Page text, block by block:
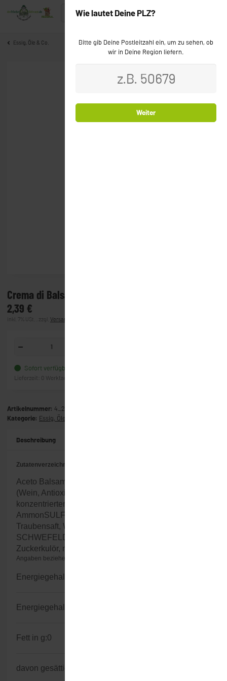
Essig, Öle & Co.
Crema di Balsamico 250 ml
2,39 €
inkl. 7% USt. , zzgl. Versand
Sofort verfügbar
Lieferzeit: 0 Werktage
Artikelnummer: 4_2626
Kategorie: Essig, Öle & Co.
Beschreibung
Zutatenverzeichnis
Aceto Balsamico di Modena IGP 40% [Weinessig,
(Wein, Antioxidationsmittel: SCHWEFELDIOXID),
konzentrierter Traubenmost, Farbstoff:
AmmonSULFIT-Zuckerkulör], konzentrierter
Traubensaft, Weinessig (Wein, Antioxidationsmittel:
SCHWEFELDIOXID), Farbstoff: AmmonSULFIT-
Zuckerkulör, modifizierte Stärke.
Angaben beziehen sich auf 100ml nicht zubereitetes Produkt
Energiegehalt kJ:
Energiegehalt kcal:
Fett in g:0
davon gesättigte Fettsäuren in g:
Wie lautet Deine PLZ?
Bitte gib Deine Postleitzahl ein, um zu sehen, ob
wir in Deine Region liefern.
Weiter